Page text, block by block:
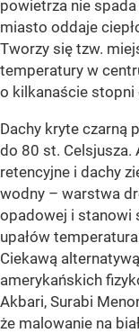
powietrza nie
miasto oddaje
Tworzy się tzw.
temperatury w
o kilkanaście stopni
Dachy kryte czarną
do 80 st. Celsjusza.
retencyjne i dachy
wodny – warstwa
opadowej i stanowi
upałów
Ciekawą
amerykańskich
Akbari, Surabi
że malowanie na